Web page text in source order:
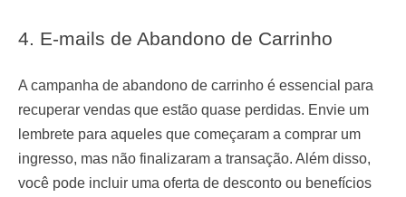
4. E-mails de Abandono de Carrinho
A campanha de abandono de carrinho é essencial para
recuperar vendas que estão quase perdidas. Envie um
lembrete para aqueles que começaram a comprar um
ingresso, mas não finalizaram a transação. Além disso,
você pode incluir uma oferta de desconto ou benefícios